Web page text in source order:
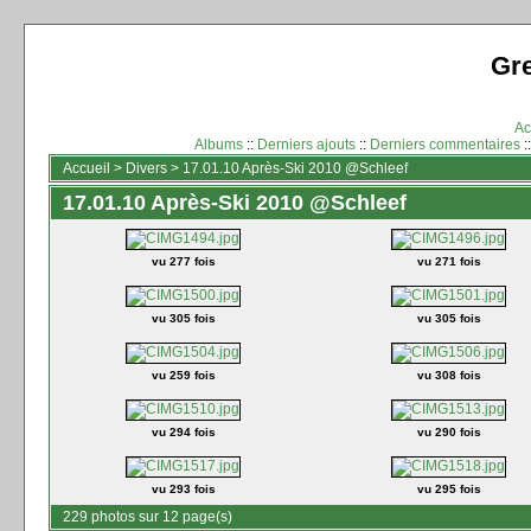
Albums :: Derniers ajouts :: Derniers commentaires
Accueil > Divers > 17.01.10 Après-Ski 2010 @Schleef
17.01.10 Après-Ski 2010 @Schleef
vu 277 fois vu 271 fois
vu 305 fois vu 305 fois
vu 259 fois vu 308 fois
vu 294 fois vu 290 fois
vu 293 fois vu 295 fois
229 photos sur 12 page(s)